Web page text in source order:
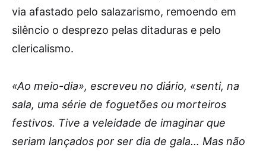
via afastado pelo salazarismo, remoendo em
silêncio o desprezo pelas ditaduras e pelo
clericalismo.
«Ao meio-dia», escreveu no diário, «senti, na
sala, uma série de foguetões ou morteiros
festivos. Tive a veleidade de imaginar que
seriam lançados por ser dia de gala… Mas não